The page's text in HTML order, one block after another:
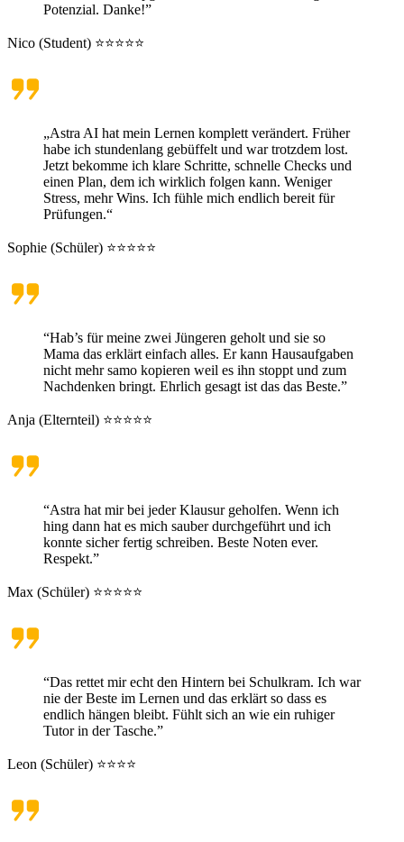
Potenzial. Danke!”
Nico (Student) ⭐⭐⭐⭐⭐
„Astra AI hat mein Lernen komplett verändert. Früher
habe ich stundenlang gebüffelt und war trotzdem lost.
Jetzt bekomme ich klare Schritte, schnelle Checks und
einen Plan, dem ich wirklich folgen kann. Weniger
Stress, mehr Wins. Ich fühle mich endlich bereit für
Prüfungen.“
Sophie (Schüler) ⭐⭐⭐⭐⭐
“Hab’s für meine zwei Jüngeren geholt und sie so
Mama das erklärt einfach alles. Er kann Hausaufgaben
nicht mehr samo kopieren weil es ihn stoppt und zum
Nachdenken bringt. Ehrlich gesagt ist das das Beste.”
Anja (Elternteil) ⭐⭐⭐⭐⭐
“Astra hat mir bei jeder Klausur geholfen. Wenn ich
hing dann hat es mich sauber durchgeführt und ich
konnte sicher fertig schreiben. Beste Noten ever.
Respekt.”
Max (Schüler) ⭐⭐⭐⭐⭐
“Das rettet mir echt den Hintern bei Schulkram. Ich war
nie der Beste im Lernen und das erklärt so dass es
endlich hängen bleibt. Fühlt sich an wie ein ruhiger
Tutor in der Tasche.”
Leon (Schüler) ⭐⭐⭐⭐